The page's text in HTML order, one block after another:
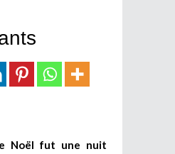
Noël fut une nuit